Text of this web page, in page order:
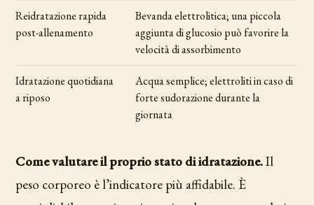
Reidratazione rapida
post-allenamento
Bevanda elettrolitica; una piccola
aggiunta di glucosio può favorire la
velocità di assorbimento
Idratazione quotidiana
a riposo
Acqua semplice; elettroliti in caso di
forte sudorazione durante la
giornata
Come valutare il proprio stato di idratazione.Il
peso corporeo è l’indicatore più affidabile. È